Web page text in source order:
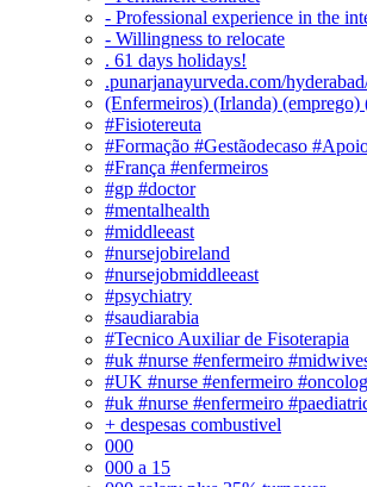
- Professional experience in the
- Willingness to relocate
. 61 days holidays!
.punarjanayurveda.com/
(Enfermeiros) (Irlanda)
#Fisiotereuta
#Formação #Gestãodecaso
#França #enfermeiros
#gp #doctor
#mentalhealth
#middleeast
#nursejobireland
#nursejobmiddleeast
#psychiatry
#saudiarabia
#Tecnico Auxiliar de Fisoterapia
#uk #nurse #enfermeiro
#UK #nurse #enfermeiro
#uk #nurse #enfermeiro
+ despesas combustivel
000
000 a 15